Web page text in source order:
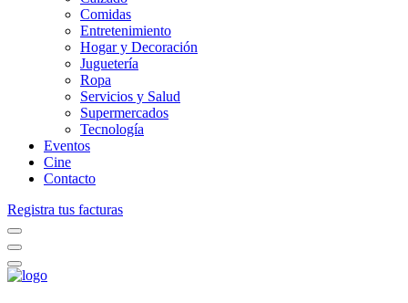
Comidas
Entretenimiento
Hogar y Decoración
Juguetería
Ropa
Servicios y Salud
Supermercados
Tecnología
Eventos
Cine
Contacto
Registra tus facturas